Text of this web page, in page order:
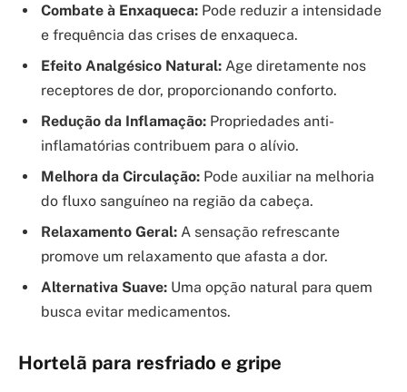
Combate à Enxaqueca: Pode reduzir a intensidade
e frequência das crises de enxaqueca.
Efeito Analgésico Natural: Age diretamente nos
receptores de dor, proporcionando conforto.
Redução da Inflamação: Propriedades anti-
inflamatórias contribuem para o alívio.
Melhora da Circulação: Pode auxiliar na melhoria
do fluxo sanguíneo na região da cabeça.
Relaxamento Geral: A sensação refrescante
promove um relaxamento que afasta a dor.
Alternativa Suave: Uma opção natural para quem
busca evitar medicamentos.
Hortelã para resfriado e gripe